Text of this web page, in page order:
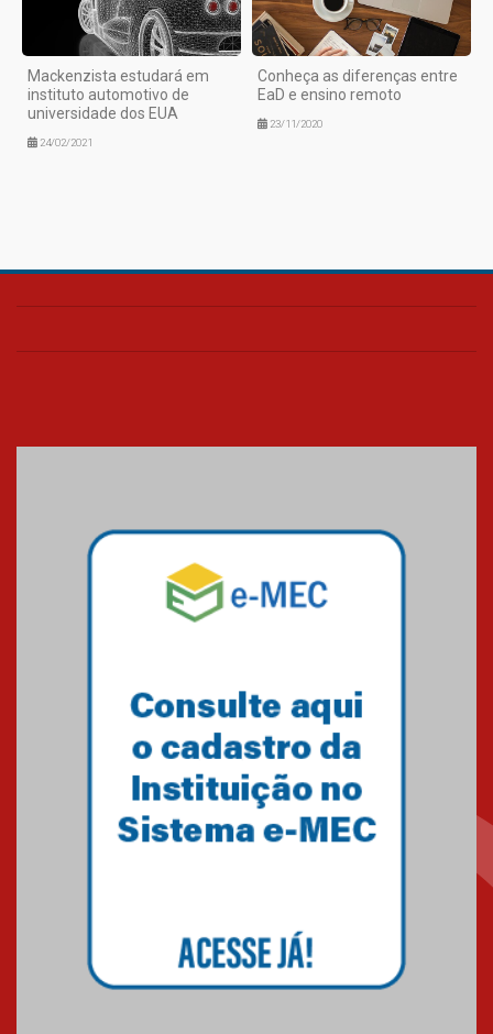
Mackenzista estudará em
instituto automotivo de
universidade dos EUA
24/02/2021
Conheça as diferenças entre
EaD e ensino remoto
23/11/2020